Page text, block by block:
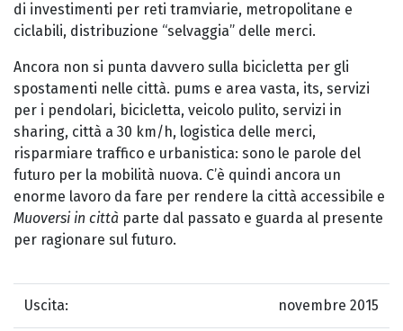
di investimenti per reti tramviarie, metropolitane e
ciclabili, distribuzione “selvaggia” delle merci.
Ancora non si punta davvero sulla bicicletta per gli
spostamenti nelle città. pums e area vasta, its, servizi
per i pendolari, bicicletta, veicolo pulito, servizi in
sharing, città a 30 km/h, logistica delle merci,
risparmiare traffico e urbanistica: sono le parole del
futuro per la mobilità nuova. C’è quindi ancora un
enorme lavoro da fare per rendere la città accessibile e
Muoversi in città parte dal passato e guarda al presente
per ragionare sul futuro.
Uscita: novembre 2015